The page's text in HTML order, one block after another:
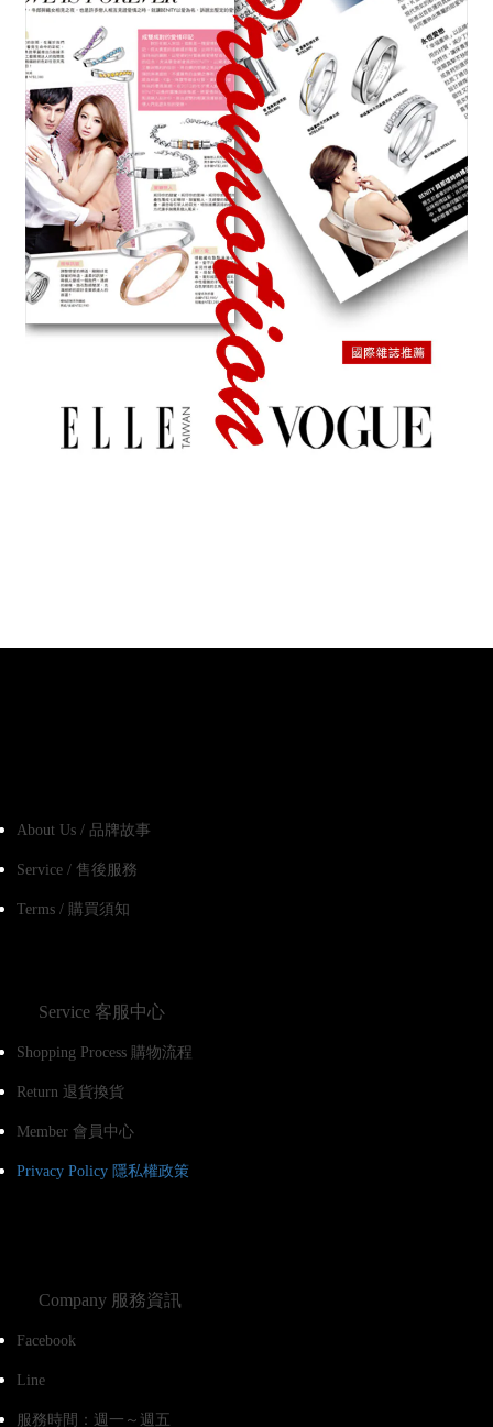
About Us / 品牌故事
Service / 售後服務
Terms / 購買須知
Service 客服中心
Shopping Process 購物流程
Return 退貨換貨
Member 會員中心
Privacy Policy 隱私權政策
Company 服務資訊
Facebook
Line
服務時間：週一～週五